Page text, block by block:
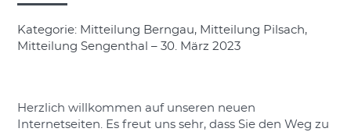
Kategorie: Mitteilung Berngau, Mitteilung Pilsach,
Mitteilung Sengenthal – 30. März 2023
Herzlich willkommen auf unseren neuen
Internetseiten. Es freut uns sehr, dass Sie den Weg zu